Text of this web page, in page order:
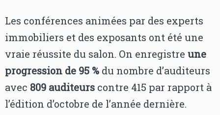
Les conférences animées par des experts
immobiliers et des exposants ont été une
vraie réussite du salon. On enregistre une
progression de 95 % du nombre d’auditeurs
avec 809 auditeurs contre 415 par rapport à
l’édition d’octobre de l’année dernière.